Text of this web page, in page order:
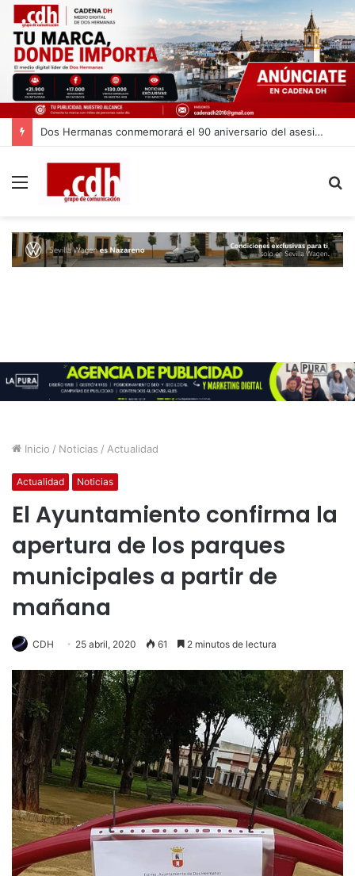
Dos Hermanas conmemorará el 90 aniversario del asesinato de Blas Infante
Menú
Inicio / Noticias / Actualidad
Actualidad Noticias
El Ayuntamiento confirma la
apertura de los parques
municipales a partir de
mañana
CDH 25 abril, 2020 61 2 minutos de lectura